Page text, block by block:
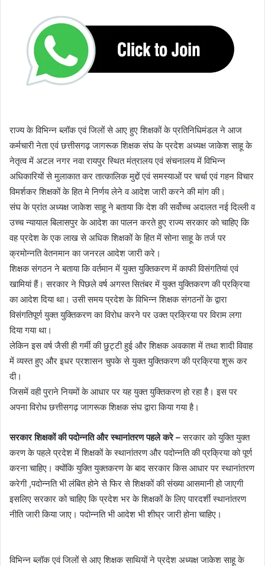
राज्य के विभिन्न ब्लॉक एवं जिलों से आए हुए शिक्षकों के प्रतिनिधिमंडल ने आज
कर्मचारी नेता एवं छत्तीसगढ़ जागरूक शिक्षक संघ के प्रदेश अध्यक्ष जाकेश साहू के
नेतृत्व में अटल नगर नवा रायपुर स्थित मंत्रालय एवं संचनालय में विभिन्न
अधिकारियों से मुलाकात कर तात्कालिक मुद्दों एवं समस्याओं पर चर्चा एवं गहन विचार
विमर्शकर शिक्षकों के हित मे निर्णय लेने व आदेश जारी करने की मांग की।
संघ के प्रांत अध्यक्ष जाकेश साहू ने बताया कि देश की सर्वोच्च अदालत नई दिल्ली व
उच्च न्यायाल बिलासपुर के आदेश का पालन करते हुए राज्य सरकार को चाहिए कि
वह प्रदेश के एक लाख से अधिक शिक्षकों के हित में सोना साहू के तर्ज पर
क्रमोन्नति वेतनमान का जनरल आदेश जारी करे।
शिक्षक संगठन ने बताया कि वर्तमान में युक्त युक्तिकरण में काफी विसंगतियां एवं
खामियां हैं। सरकार ने पिछले वर्ष अगस्त सितंबर में युक्त युक्तिकरण की प्रक्रिया
का आदेश दिया था। उसी समय प्रदेश के विभिन्न शिक्षक संगठनों के द्वारा
विसंगतिपूर्ण युक्त युक्तिकरण का विरोध करने पर उक्त प्रक्रिया पर विराम लगा
दिया गया था।
लेकिन इस वर्ष जैसी ही गर्मी की छुट्टी हुई और शिक्षक अवकाश में तथा शादी विवाह
में व्यस्त हुए और इधर प्रशासन चुपके से युक्त युक्तिकरण की प्रक्रिया शुरू कर
दी।
जिसमें वही पुराने नियमों के आधार पर यह युक्त युक्तिकरण हो रहा है। इस पर
अपना विरोध छत्तीसगढ़ जागरूक शिक्षक संघ द्वारा किया गया है।
सरकार शिक्षकों की पदोन्नति और स्थानांतरण पहले करे –सरकार को युक्ति युक्त
करण के पहले प्रदेश में शिक्षकों के स्थानांतरण और पदोन्नति की प्रक्रिया को पूर्ण
करना चाहिए। क्योंकि युक्ति युक्तकरण के बाद सरकार किस आधार पर स्थानांतरण
करेगी ,पदोन्नति भी लंबित होने से फिर से शिक्षकों की संख्या आसमानी हो जाएगी
इसलिए सरकार को चाहिए कि प्रदेश भर के शिक्षकों के लिए पारदर्शी स्थानांतरण
नीति जारी किया जाए। पदोन्नति भी आदेश भी शीघ्र जारी होना चाहिए।
विभिन्न ब्लॉक एवं जिलों से आए शिक्षक साथियों ने प्रदेश अध्यक्ष जाकेश साहू के